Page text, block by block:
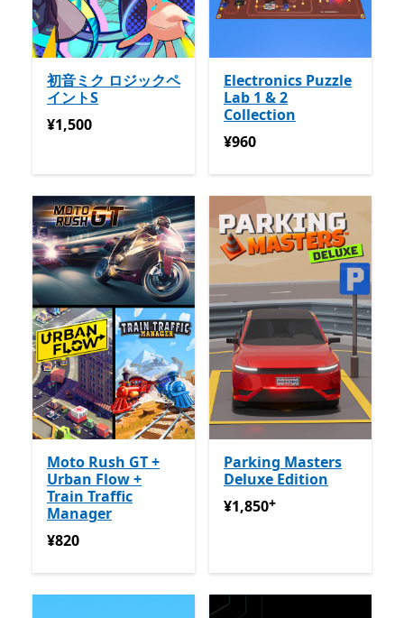
初音ミク ロジックペ
イントS
¥1,500
¥1,500
Electronics Puzzle
Lab 1 & 2
Collection
¥960
¥960
Moto Rush GT +
Urban Flow +
Train Traffic
Manager
¥820
¥820
Parking Masters
Deluxe Edition
¥1,850アプリ内購入が提供
¥1,850+